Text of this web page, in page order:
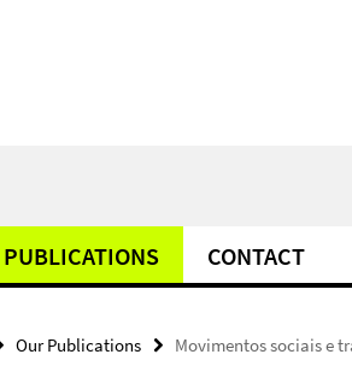
PUBLICATIONS CONTACT
Our Publications
Movimentos sociais e